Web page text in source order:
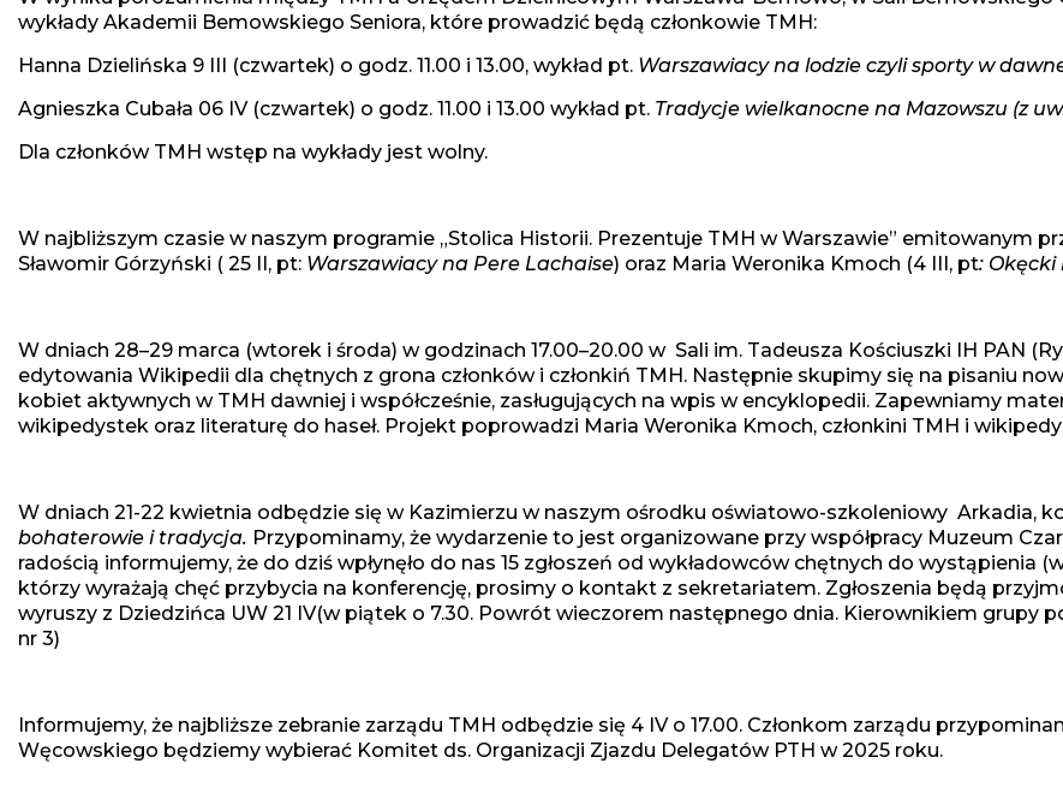
wykłady Akademii Bemowskiego Seniora, które prowadzić będą członkowie TMH:
Hanna Dzielińska 9 III (czwartek) o godz. 11.00 i 13.00, wykład pt. Warszawiacy na lodzie czyli sporty w
Agnieszka Cubała 06 IV (czwartek) o godz. 11.00 i 13.00 wykład pt. Tradycje wielkanocne na Mazowszu (z
Dla członków TMH wstęp na wykłady jest wolny.
W najbliższym czasie w naszym programie „Stolica Historii. Prezentuje TMH w Warszawie” emitowanym
Sławomir Górzyński ( 25 II, pt: Warszawiacy na Pere Lachaise) oraz Maria Weronika Kmoch (4 III, pt: Okęcki
W dniach 28–29 marca (wtorek i środa) w godzinach 17.00–20.00 w Sali im. Tadeusza Kościuszki IH PAN
edytowania Wikipedii dla chętnych z grona członków i członkiń TMH. Następnie skupimy się na pisaniu
kobiet aktywnych w TMH dawniej i współcześnie, zasługujących na wpis w encyklopedii. Zapewniamy
wikipedystek oraz literaturę do haseł. Projekt poprowadzi Maria Weronika Kmoch, członkini TMH i
W dniach 21-22 kwietnia odbędzie się w Kazimierzu w naszym ośrodku oświatowo-szkoleniowy Arkadia,
bohaterowie i tradycja. Przypominamy, że wydarzenie to jest organizowane przy współpracy Muzeum
radością informujemy, że do dziś wpłynęło do nas 15 zgłoszeń od wykładowców chętnych do wystąpienia
którzy wyrażają chęć przybycia na konferencję, prosimy o kontakt z sekretariatem. Zgłoszenia będą
wyruszy z Dziedzińca UW 21 IV(w piątek o 7.30. Powrót wieczorem następnego dnia. Kierownikiem grupy
nr 3)
Informujemy, że najbliższe zebranie zarządu TMH odbędzie się 4 IV o 17.00. Członkom zarządu
Węcowskiego będziemy wybierać Komitet ds. Organizacji Zjazdu Delegatów PTH w 2025 roku.